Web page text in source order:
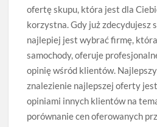
ofertę skupu, która jest dla
korzystna. Gdy już zdecydujesz
najlepiej jest wybrać firmę,
samochody, oferuje
opinię wśród klientów.
znalezienie najlepszej oferty
opiniami innych klientów na
porównanie cen oferowanych